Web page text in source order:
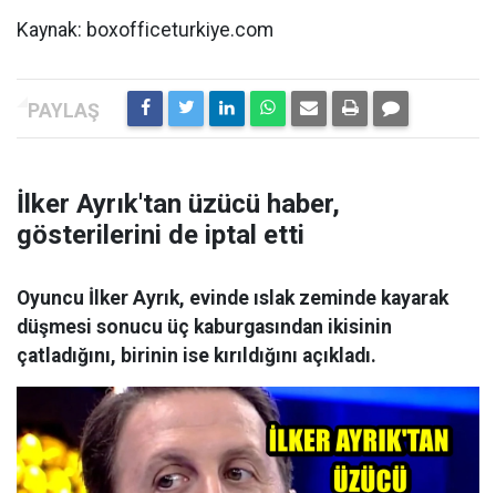
Kaynak: boxofficeturkiye.com
İlker Ayrık'tan üzücü haber,
gösterilerini de iptal etti
Oyuncu İlker Ayrık, evinde ıslak zeminde kayarak
düşmesi sonucu üç kaburgasından ikisinin
çatladığını, birinin ise kırıldığını açıkladı.